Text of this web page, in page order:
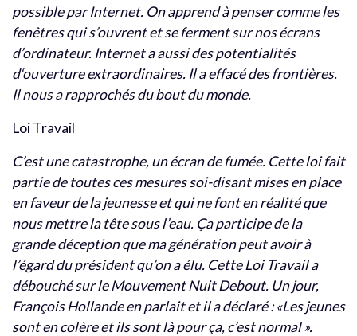
possible par Internet. On apprend à penser comme les
fenêtres qui s’ouvrent et se ferment sur nos écrans
d’ordinateur. Internet a aussi des potentialités
d‘ouverture extraordinaires. Ila effacé des frontières.
Il nous a rapprochés du bout du monde.
Loi Travail
C’est une catastrophe, un écran de fumée. Cette loi fait
partie de toutes ces mesures soi-disant mises en place
en faveur de la jeunesse et qui ne font en réalité que
nous mettre la tête sous l’eau. Ça participe de la
grande déception que ma génération peut avoir à
l’égard du président qu’on a élu. Cette Loi Travail a
débouché sur le Mouvement Nuit Debout. Un jour,
François Hollande en parlait et il a déclaré : «Les jeunes
sont en colère et ils sont là pour ça, c’est normal ».